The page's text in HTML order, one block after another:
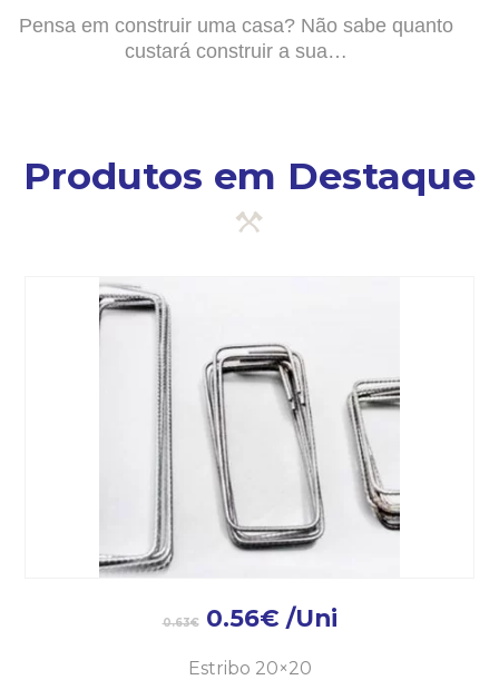
Pensa em construir uma casa? Não sabe quanto
custará construir a sua…
Produtos em Destaque
0.63€ 0.56€ /Uni
Estribo 20×20